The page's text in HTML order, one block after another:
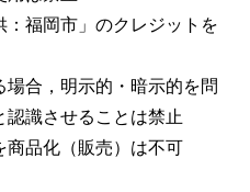
福岡市」のクレジットを
合，明示的・暗示的を問
識させることは禁止
品化（販売）は不可